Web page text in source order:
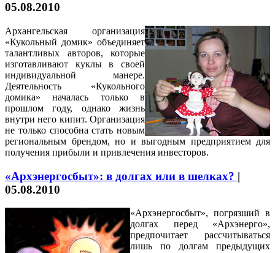
05.08.2010
Архангельская организация
«Кукольный домик» объединяет
талантливых авторов, которые
изготавливают куклы в своей
индивидуальной манере.
Деятельность «Кукольного
домика» началась только в
прошлом году, однако жизнь
внутри него кипит. Организация
не только способна стать новым
региональным брендом, но и выгодным предприятием для
получения прибыли и привлечения инвесторов.
«Арxэнергосбыт»: в долгах или в шелках? |
05.08.2010
«Архэнергосбыт», погрязший в
долгах перед «Архэнерго»,
предпочитает рассчитываться
лишь по долгам предыдущих